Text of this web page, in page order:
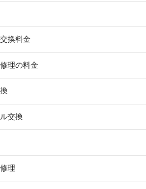
換料金
理の料金
交換
理